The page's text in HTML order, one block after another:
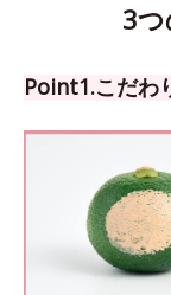
3
Point1.こだわ